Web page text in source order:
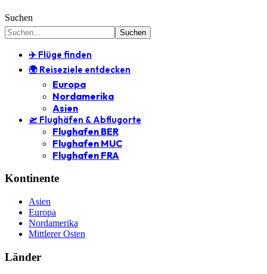
Suchen
✈️ Flüge finden
🌍 Reiseziele entdecken
Europa
Nordamerika
Asien
🛫 Flughäfen & Abflugorte
Flughafen BER
Flughafen MUC
Flughafen FRA
Kontinente
Asien
Europa
Nordamerika
Mittlerer Osten
Länder